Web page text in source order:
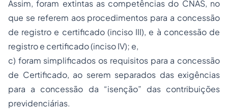
Assim, foram extintas as competências do CNAS, no
que se referem aos procedimentos para a concessão
de registro e certificado (inciso III), e à concessão de
registro e certificado (inciso IV); e,
c) foram simplificados os requisitos para a concessão
de Certificado, ao serem separados das exigências
para a concessão da “isenção” das contribuições
previdenciárias.